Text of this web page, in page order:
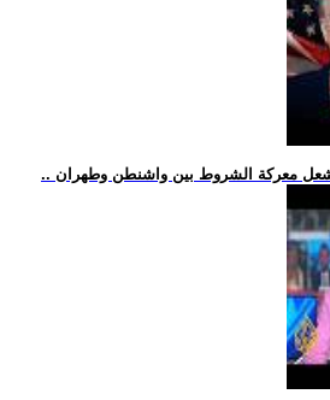
معركة الشروط بين واشنطن وطهران